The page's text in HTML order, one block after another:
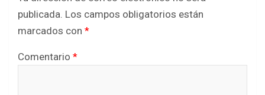
publicada. Los campos obligatorios están
marcados con *
Comentario *